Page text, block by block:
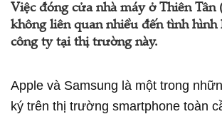
Việc đóng cửa nhà máy ở Thiên Tân
không liên quan nhiều đến tình hình
công ty tại thị trường này.
Apple và Samsung là một trong
ký trên thị trường smartphone toàn